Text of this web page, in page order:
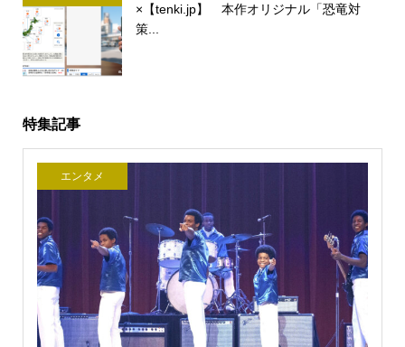
×【tenki.jp】 本作オリジナル「恐竜対
策...
特集記事
エンタメ